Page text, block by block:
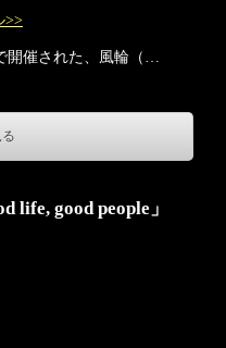
>>
開催された、風輪（ …
life, good people」